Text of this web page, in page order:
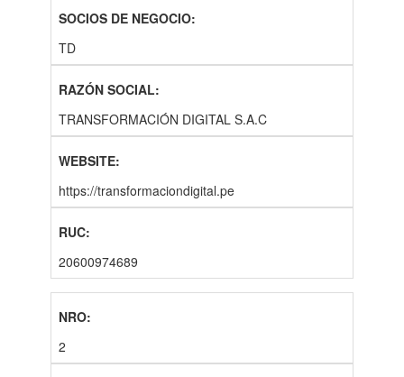
TD
TRANSFORMACIÓN DIGITAL S.A.C
https://transformaciondigital.pe
20600974689
2